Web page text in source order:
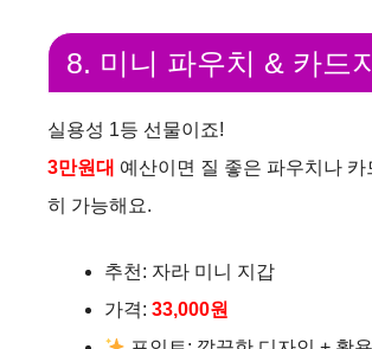
8. 미니 파우치 & 카드
실용성 1등 선물이죠!
3만원대 예산이면 질 좋은 파우치나 카
히 가능해요.
추천: 자라 미니 지갑
가격: 33,000원